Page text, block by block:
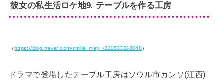
彼女の私生活ロケ地9. テーブルを作る工房
（ https://blog.naver.com/smile_may_/221533268048）
ドラマで登場したテーブル工房はソウル市カンソ(江西)